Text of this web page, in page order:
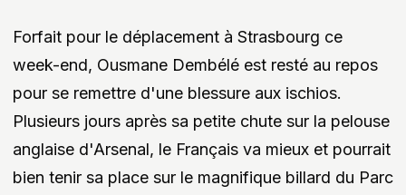
Forfait pour le déplacement à Strasbourg ce
week-end, Ousmane Dembélé est resté au repos
pour se remettre d'une blessure aux ischios.
Plusieurs jours après sa petite chute sur la pelouse
anglaise d'Arsenal, le Français va mieux et pourrait
bien tenir sa place sur le magnifique billard du Parc